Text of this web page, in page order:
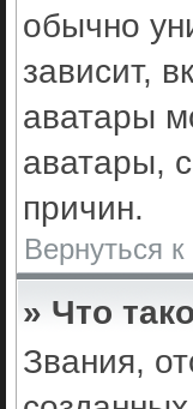
обычно
зависит,
аватары
аватары,
причин.
Вернуться
» Что
Звания,